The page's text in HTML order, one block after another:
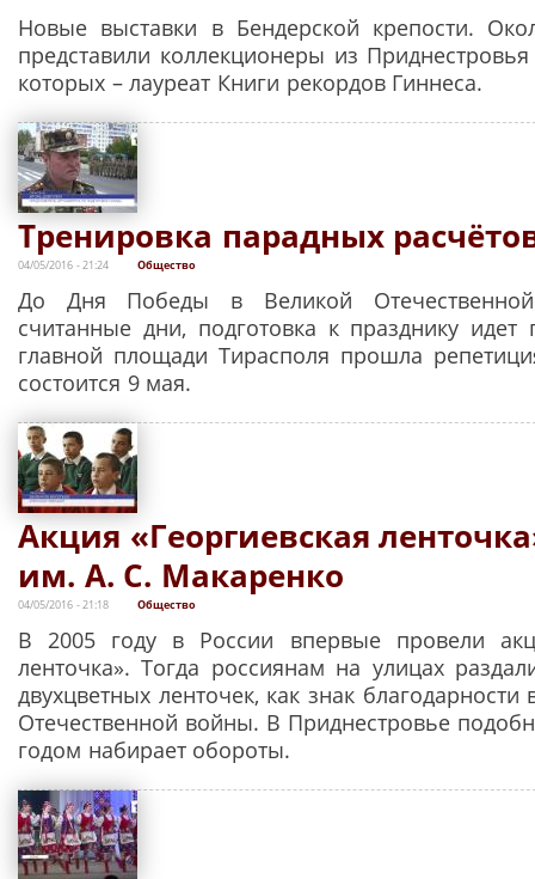
Новые выставки в Бендерской крепости.
представили коллекционеры из
которых – лауреат Книги рекордов Гиннеса.
Тренировка парадных
04/05/2016 - 21:24 Общество
До Дня Победы в Великой
считанные дни, подготовка к празднику
главной площади Тирасполя прошла
состоится 9 мая.
Акция «Георгиевская
им. А. С. Макаренко
04/05/2016 - 21:18 Общество
В 2005 году в России впервые провели
ленточка». Тогда россиянам на улицах
двухцветных ленточек, как знак
Отечественной войны. В Приднестровье
годом набирает обороты.